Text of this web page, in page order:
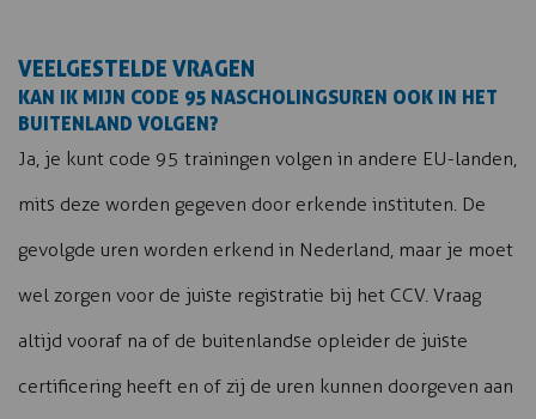
VEELGESTELDE VRAGEN
KAN IK MIJN CODE 95 NASCHOLINGSUREN OOK IN HET
BUITENLAND VOLGEN?
Ja, je kunt code 95 trainingen volgen in andere EU-landen,
mits deze worden gegeven door erkende instituten. De
gevolgde uren worden erkend in Nederland, maar je moet
wel zorgen voor de juiste registratie bij het CCV. Vraag
altijd vooraf na of de buitenlandse opleider de juiste
certificering heeft en of zij de uren kunnen doorgeven aan